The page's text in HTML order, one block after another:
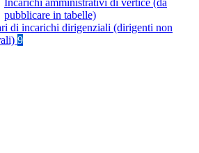
Incarichi amministrativi di vertice (da
pubblicare in tabelle)
di incarichi dirigenziali (dirigenti non
9